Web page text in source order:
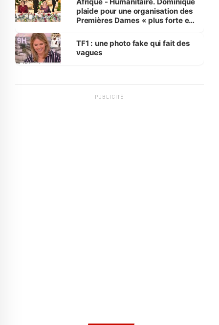
plaide pour une organisation des
Premières Dames « plus forte et
sur la scène internationale »
TF1 : une photo fake qui fait des
vagues
PUBLICITÉ